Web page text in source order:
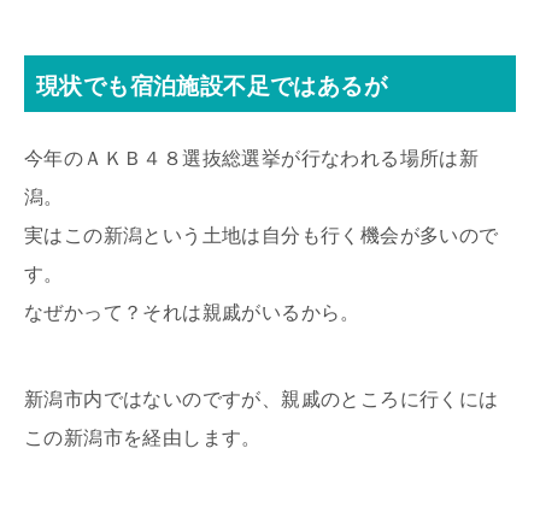
現状でも宿泊施設不足ではあるが
今年のＡＫＢ４８選抜総選挙が行なわれる場所は新
潟。
実はこの新潟という土地は自分も行く機会が多いので
す。
なぜかって？それは親戚がいるから。
新潟市内ではないのですが、親戚のところに行くには
この新潟市を経由します。